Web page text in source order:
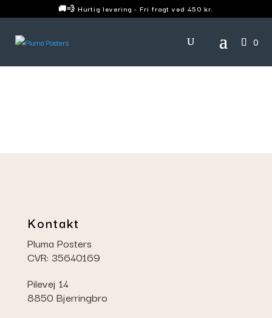
🚚💨 Hurtig levering - Fri fragt ved 450 kr.
0
Kontakt
Pluma Posters
CVR: 35640169
Pilevej 14
8850 Bjerringbro